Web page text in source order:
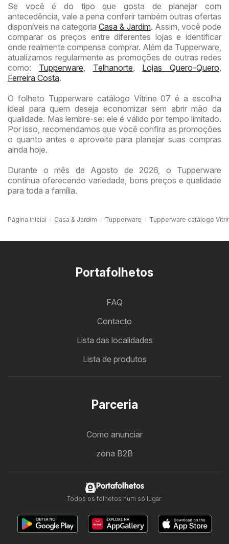
Se você é do tipo que gosta de planejar com
antecedência, vale a pena conferir também outras ofertas
disponíveis na categoria Casa & Jardim. Assim, você pode
comparar os preços entre diferentes lojas e identificar
onde realmente compensa comprar. Além da Tupperware,
atualizamos regularmente as promoções de outras redes
como: Tupperware Telhanorte Lojas Quero-Quero
Ferreira Costa.
O folheto Tupperware catálogo Vitrine 07 é a escolha
ideal para quem deseja economizar sem abrir mão da
qualidade. Mas lembre-se: ele é válido por tempo limitado.
Por isso, recomendamos que você confira as promoções
o quanto antes e aproveite para planejar suas compras
ainda hoje.
Durante o mês de Agosto de 2026, o Tupperware
continua oferecendo variedade, bons preços e qualidade
para toda a família.
Página Inicial Casa & Jardim Tupperware Tupperware catálogo
Portafolhetos
FAQ
Contacto
Lista das localidades
Lista de produtos
Parceria
Como anunciar
zona B2B
Portafolhetos
Todos os folhetos num só lugar.